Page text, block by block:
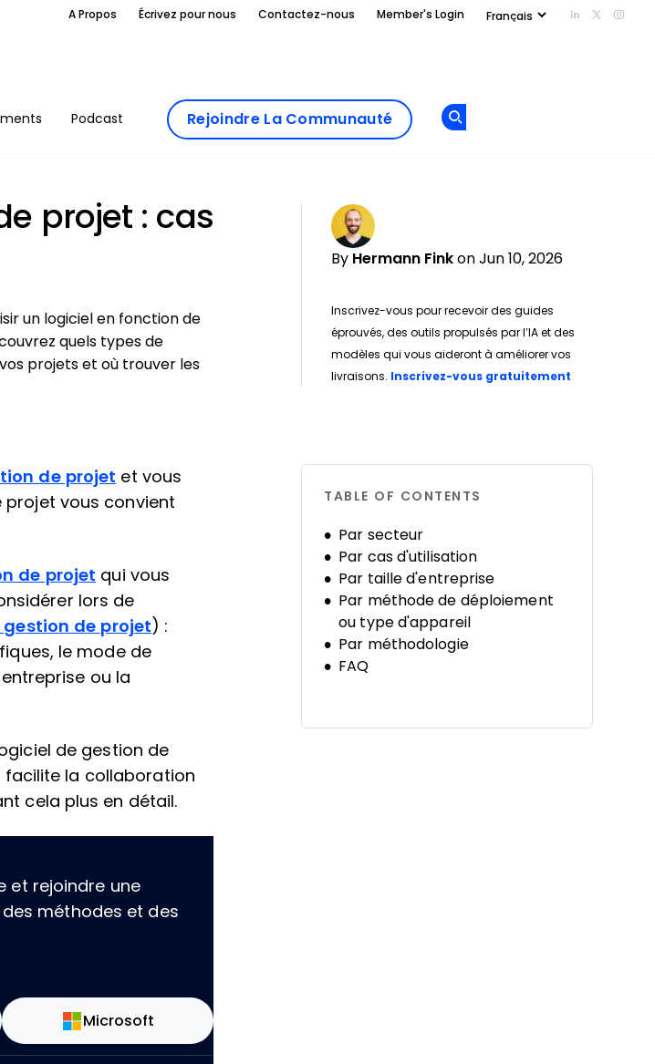
A Propos Écrivez pour nous Contactez-nous Member's Login Add us on
Follow
Podcast Rejoindre La Communauté
projet : cas
By Hermann Fink on Jun 10, 2026
Inscrivez-vous pour recevoir des guides
éprouvés, des outils propulsés par l’IA et des
modèles qui vous aideront à améliorer vos
livraisons. Inscrivez-vous gratuitement
un logiciel en fonction de
quels types de
projets et où trouver les
de projet et vous
projet vous convient
de projet qui vous
lors de
gestion de projet ) :
le mode de
ou la
de gestion de
facilite la collaboration
cela plus en détail.
et rejoindre une
méthodes et des
Microsoft
TABLE OF CONTENTS
Par secteur
Par cas d'utilisation
Par taille d'entreprise
Par méthode de déploiement
ou type d'appareil
Par méthodologie
FAQ